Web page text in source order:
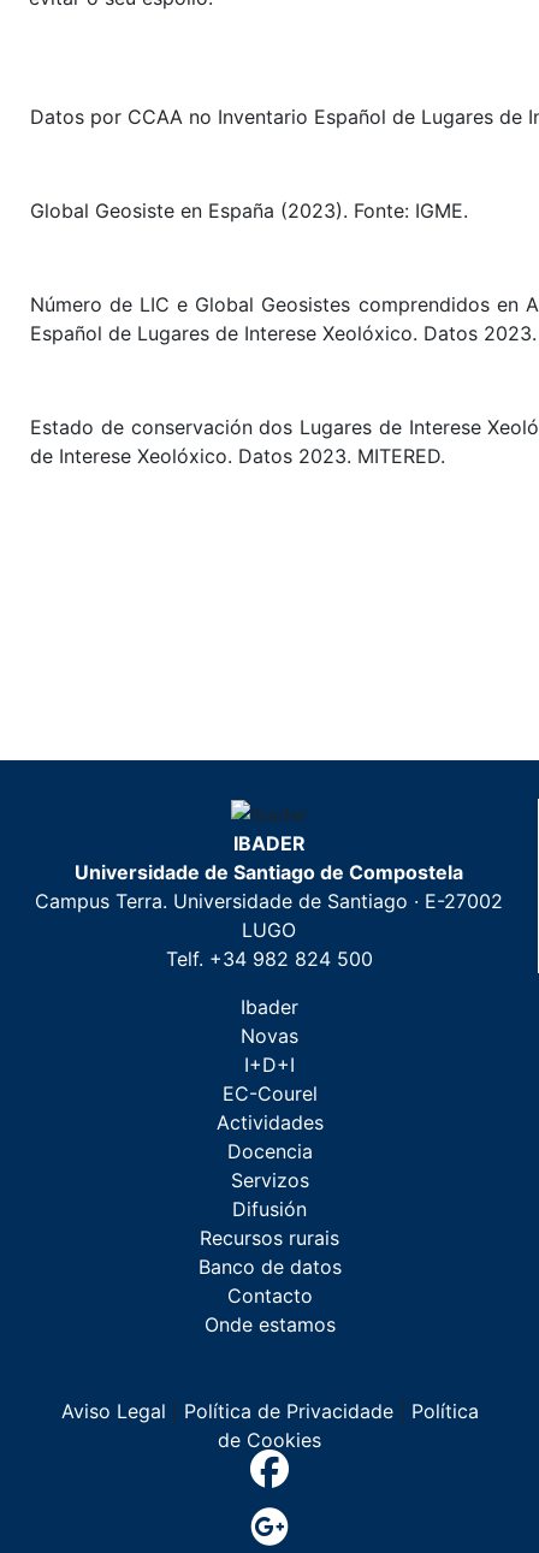
Datos por CCAA no Inventario Español de Lugares de
Global Geosiste en España (2023). Fonte: IGME.
Número de LIC e Global Geosistes comprendidos en
Español de Lugares de Interese Xeolóxico. Datos 2023.
Estado de conservación dos Lugares de Interese
de Interese Xeolóxico. Datos 2023. MITERED.
IBADER
Universidade de Santiago de Compostela
Campus Terra. Universidade de Santiago · E-27002
LUGO
Telf. +34 982 824 500
Ibader
Novas
I+D+I
EC-Courel
Actividades
Docencia
Servizos
Difusión
Recursos rurais
Banco de datos
Contacto
Onde estamos
Aviso Legal Política de Privacidade| Política
de Cookies